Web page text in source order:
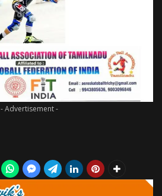
- Advertisement -